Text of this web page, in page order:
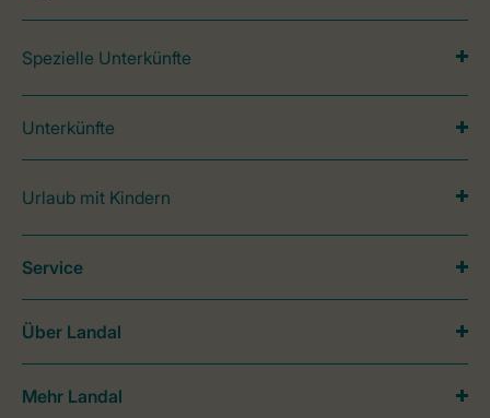
Spezielle Unterkünfte
Unterkünfte
Urlaub mit Kindern
Service
Über Landal
Mehr Landal